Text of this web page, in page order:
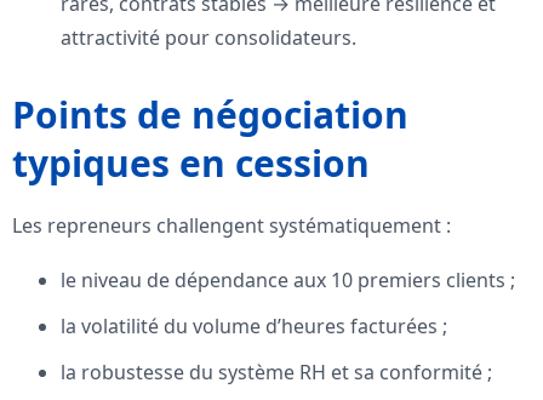
attractivité pour consolidateurs.
Points de négociation
typiques en cession
Les repreneurs challengent systématiquement :
le niveau de dépendance aux 10 premiers clients ;
la volatilité du volume d’heures facturées ;
la robustesse du système RH et sa conformité ;